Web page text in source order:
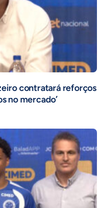
contratará reforços
no mercado’